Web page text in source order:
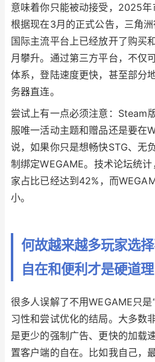
意味着你只能被动接受，2025年
根据现在3月的正式公告，三角
国际主流平台上已经放开了购买
月攀升。通过第三方平台，不仅
体系，登陆速度更快，甚至部分
务器直连。
尝试上有一点必须注意：Steam
服唯一活动主题和赠品还是要在
说，如果你只是想畅快STG、无
制绑定WEGAME。技术论坛统
家占比已经达到42%，而
小。
何故越来越多玩家选
自在和便利才是硬道理
很多人误解了不用WEGAME只是
习性和尝试优化的结局。大多数
是更少的强制广告、更快的加载
置客户端的自在。比如我自己，